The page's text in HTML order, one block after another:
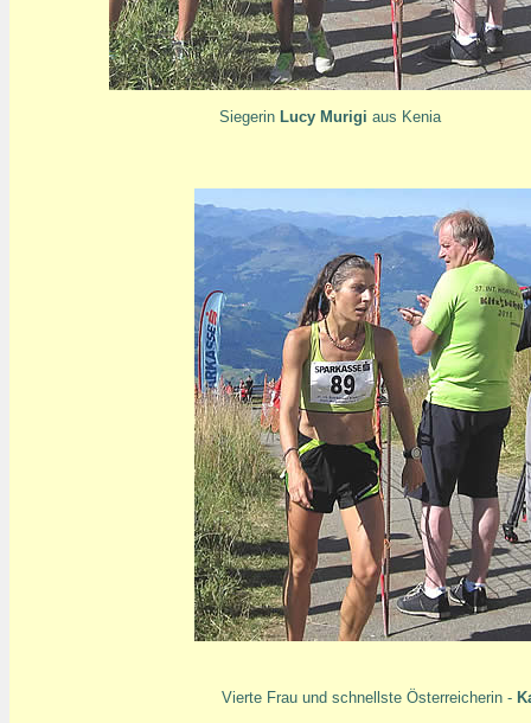
Siegerin Lucy Murigi aus Kenia
Vierte Frau und schnellste Österreicherin -